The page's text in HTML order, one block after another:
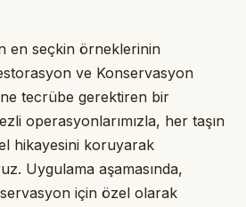
en seçkin örneklerinin
ve Konservasyon
tecrübe gerektiren bir
operasyonlarımızla, her taşın
hikayesini koruyarak
Uygulama aşamasında,
için özel olarak